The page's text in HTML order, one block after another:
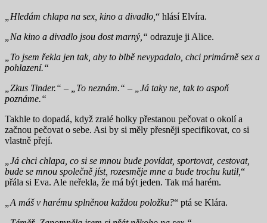
„Hledám chlapa na sex, kino a divadlo, “ hlásí Elvíra.
„Na kino a divadlo jsou dost marný,“ odrazuje ji Alice.
„To jsem řekla jen tak, aby to blbě nevypadalo, chci primárně sex a
pohlazení.“
„Zkus Tinder.“ – „To neznám.“ – „Já taky ne, tak to aspoň
poznáme.“
Takhle to dopadá, když zralé holky přestanou pečovat o okolí a
začnou pečovat o sebe. Asi by si měly přesněji specifikovat, co si
vlastně přejí.
„Já chci chlapa, co si se mnou bude povídat, sportovat, cestovat,
bude se mnou společně jíst, rozesměje mne a bude trochu kutil, “
přála si Eva. Ale neřekla, že má být jeden. Tak má harém.
„A máš v harému splněnou každou položku?“ ptá se Klára.